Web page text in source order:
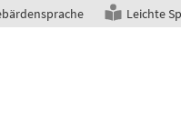
Leichte